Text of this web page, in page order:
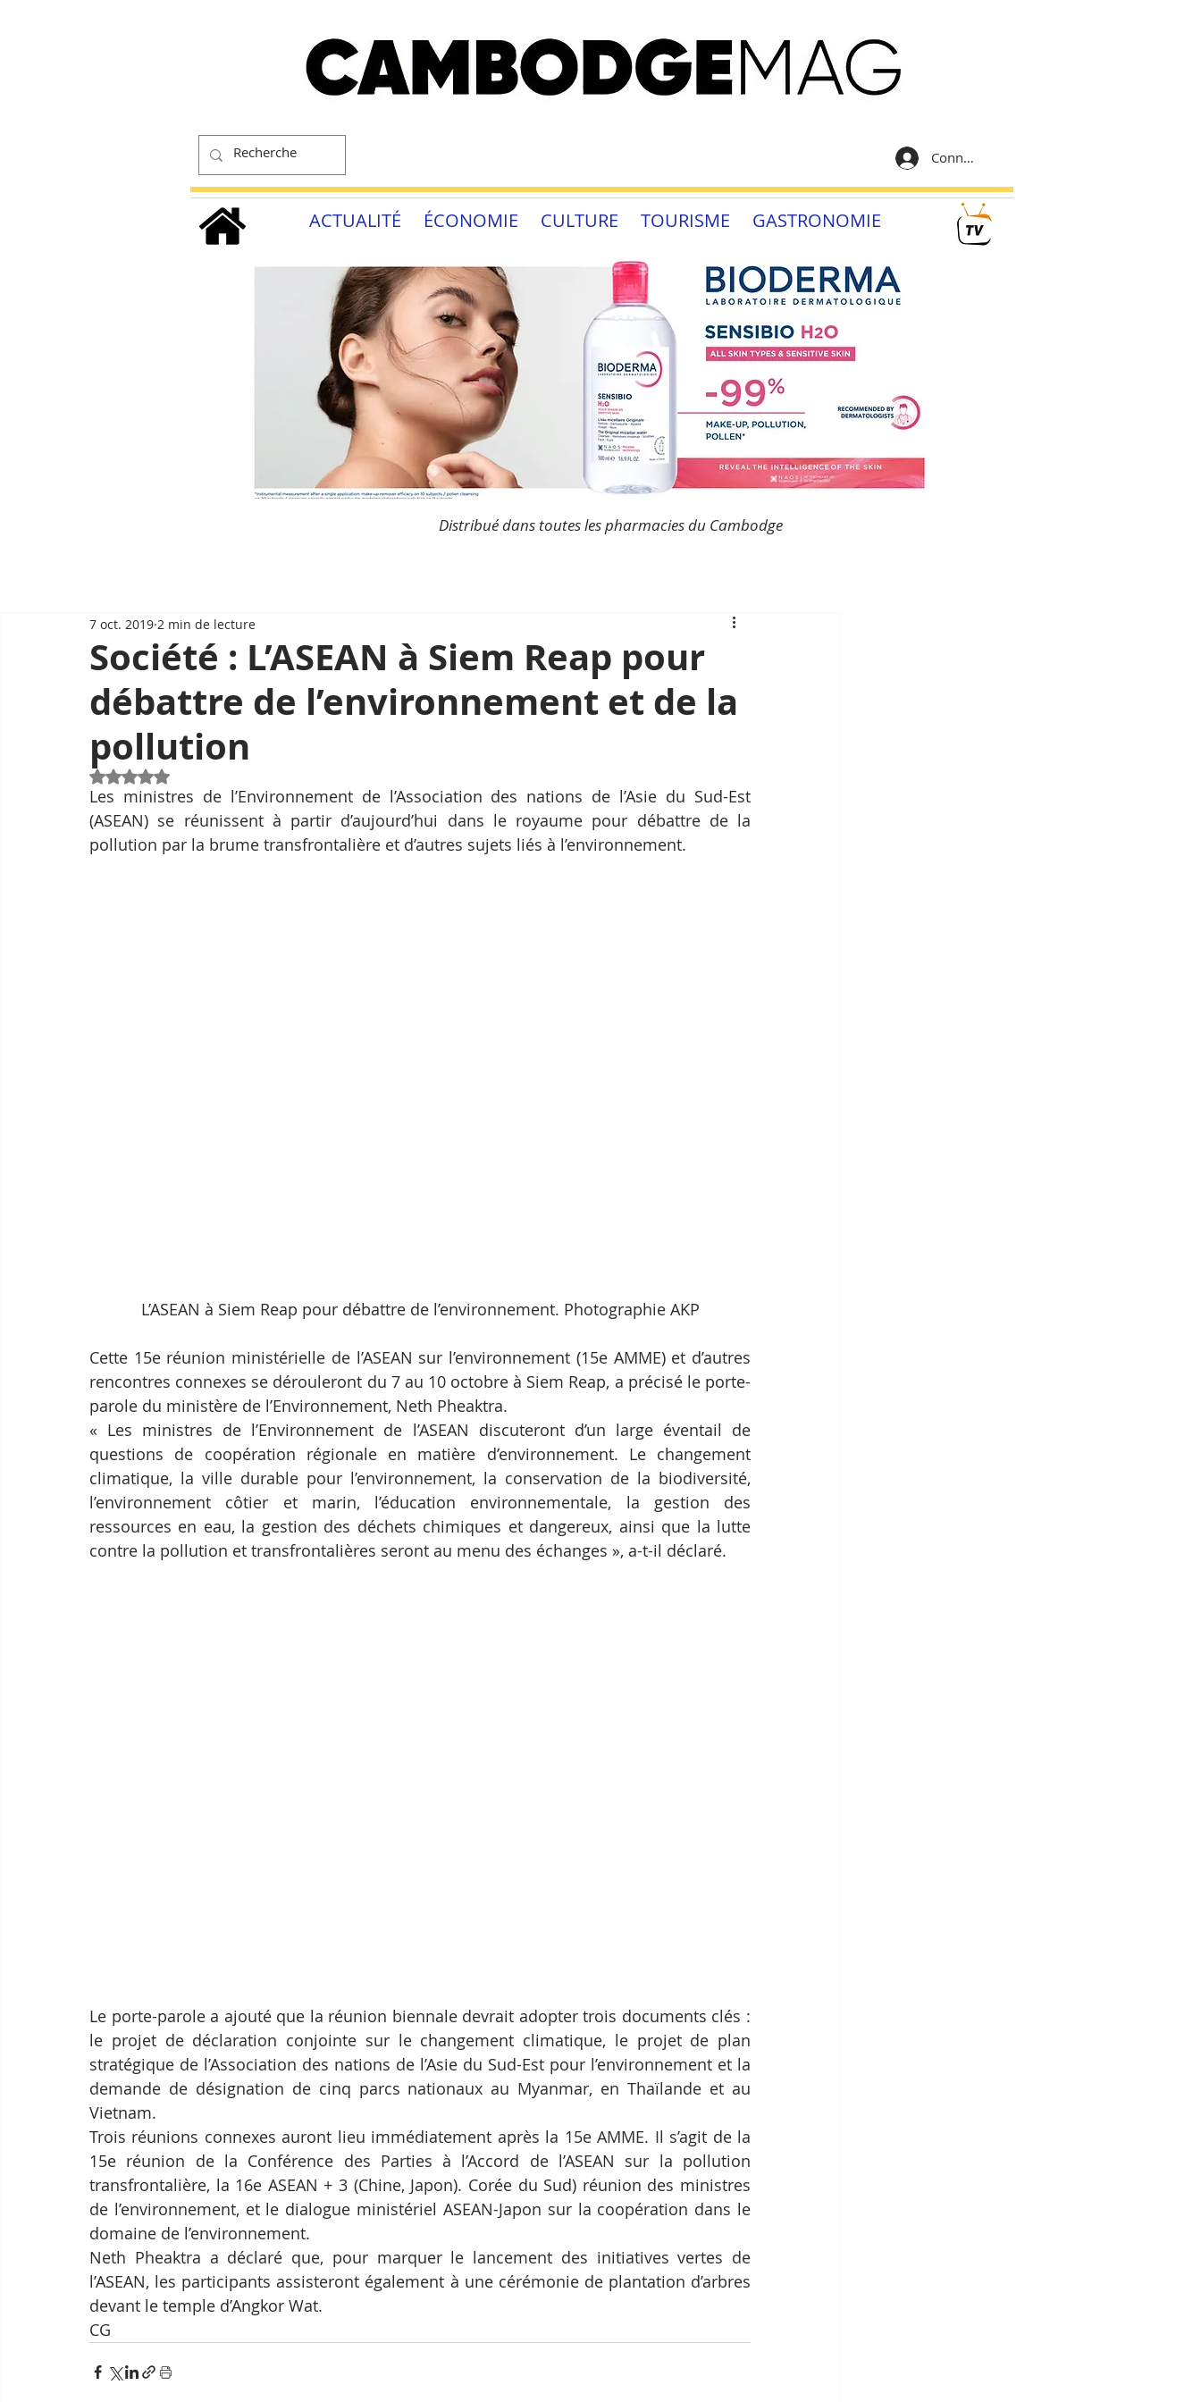
Connexion
ACTUALITÉ ÉCONOMIE CULTURE TOURISME GASTRONOMIE
Distribué dans toutes les pharmacies du Cambodge
Société : L’ASEAN à Siem Reap pour
débattre de l’environnement et de la
pollution
7 oct. 2019 2 min de lecture
Noté NaN étoiles sur 5.
Les ministres de l’Environnement de l’Association des nations de l’Asie du Sud-Est
(ASEAN) se réunissent à partir d’aujourd’hui dans le royaume pour débattre de la
pollution par la brume transfrontalière et d’autres sujets liés à l’environnement.
L’ASEAN à Siem Reap pour débattre de l’environnement. Photographie AKP
Cette 15e réunion ministérielle de l’ASEAN sur l’environnement (15e AMME) et d’autres
rencontres connexes se dérouleront du 7 au 10 octobre à Siem Reap, a précisé le porte-
parole du ministère de l’Environnement, Neth Pheaktra.
« Les ministres de l’Environnement de l’ASEAN discuteront d’un large éventail de
questions de coopération régionale en matière d’environnement. Le changement
climatique, la ville durable pour l’environnement, la conservation de la biodiversité,
l’environnement côtier et marin, l’éducation environnementale, la gestion des
ressources en eau, la gestion des déchets chimiques et dangereux, ainsi que la lutte
contre la pollution et transfrontalières seront au menu des échanges », a-t-il déclaré.
Le porte-parole a ajouté que la réunion biennale devrait adopter trois documents clés :
le projet de déclaration conjointe sur le changement climatique, le projet de plan
stratégique de l’Association des nations de l’Asie du Sud-Est pour l’environnement et la
demande de désignation de cinq parcs nationaux au Myanmar, en Thaïlande et au
Vietnam.
Trois réunions connexes auront lieu immédiatement après la 15e AMME. Il s’agit de la
15e réunion de la Conférence des Parties à l’Accord de l’ASEAN sur la pollution
transfrontalière, la 16e ASEAN + 3 (Chine, Japon). Corée du Sud) réunion des ministres
de l’environnement, et le dialogue ministériel ASEAN-Japon sur la coopération dans le
domaine de l’environnement.
Neth Pheaktra a déclaré que, pour marquer le lancement des initiatives vertes de
l’ASEAN, les participants assisteront également à une cérémonie de plantation d’arbres
devant le temple d’Angkor Wat.
CG